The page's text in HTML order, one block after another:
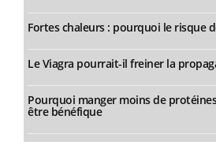
Fortes chaleurs : pourquoi le risque
Le Viagra pourrait-il freiner la
Pourquoi manger moins de
être bénéfique